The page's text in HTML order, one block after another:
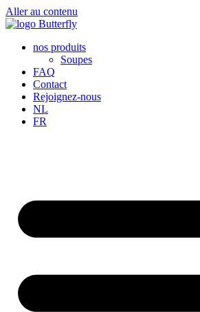
Aller au contenu
nos produits
Soupes
FAQ
Contact
Rejoignez-nous
NL
FR